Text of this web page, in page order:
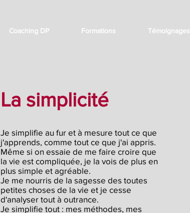
Coaching DP Formations Témoignages
La simplicité
Je simplifie au fur et à mesure tout ce que
j'apprends, comme tout ce que j'ai appris.
Même si on essaie de me faire croire que
la vie est compliquée, je la vois de plus en
plus simple et agréable.
Je me nourris de la sagesse des toutes
petites choses de la vie et je cesse
d'analyser tout à outrance.
Je simplifie tout : mes méthodes, mes